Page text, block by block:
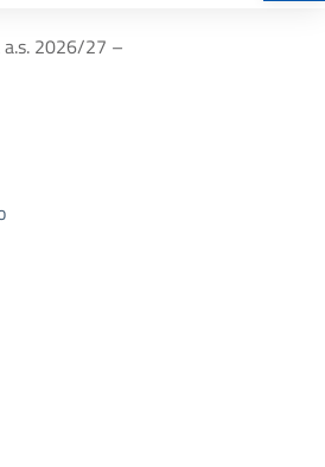
a.s. 2026/27 –